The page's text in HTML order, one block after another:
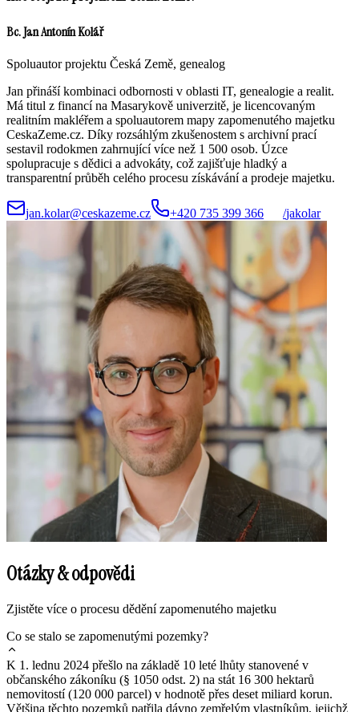
Bc. Jan Antonín Kolář
Spoluautor projektu Česká Země, genealog
Jan přináší kombinaci odbornosti v oblasti IT, genealogie a realit.
Má titul z financí na Masarykově univerzitě, je licencovaným
realitním makléřem a spoluautorem mapy zapomenutého majetku
CeskaZeme.cz. Díky rozsáhlým zkušenostem s archivní prací
sestavil rodokmen zahrnující více než 1 500 osob. Úzce
spolupracuje s dědici a advokáty, což zajišťuje hladký a
transparentní průběh celého procesu získávání a prodeje majetku.
jan.kolar@ceskazeme.cz +420 735 399 366 /jakolar
Otázky & odpovědi
Zjistěte více o procesu dědění zapomenutého majetku
Co se stalo se zapomenutými pozemky?
K 1. lednu 2024 přešlo na základě 10 leté lhůty stanovené v
občanského zákoníku (§ 1050 odst. 2) na stát 16 300 hektarů
nemovitostí (120 000 parcel) v hodnotě přes deset miliard korun.
Většina těchto pozemků patřila dávno zemřelým vlastníkům, jejichž